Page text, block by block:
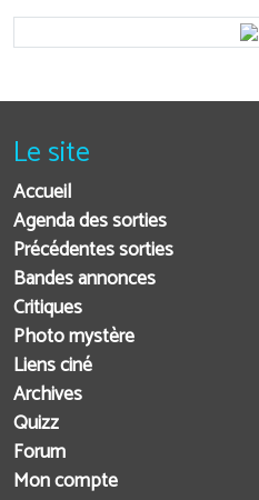
Le site
Accueil
Agenda des sorties
Précédentes sorties
Bandes annonces
Critiques
Photo mystère
Liens ciné
Archives
Quizz
Forum
Mon compte